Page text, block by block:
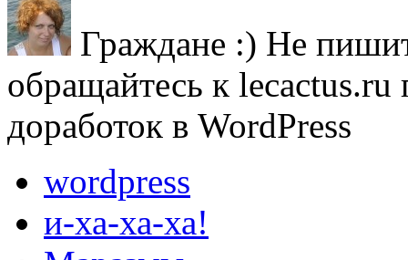
Граждане :) Не
обращайтесь к
доработок в WordPress
wordpress
и-ха-ха-ха!